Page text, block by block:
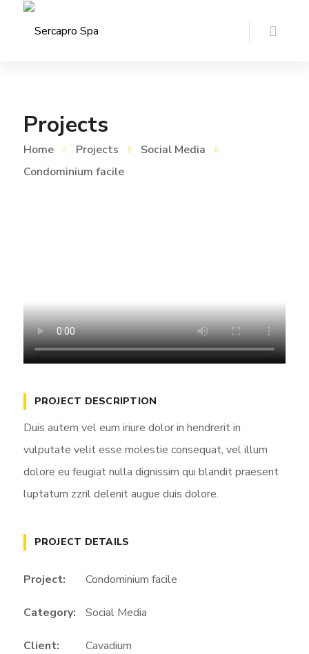
Projects
Home Projects
Social Media
Condominium facile
PROJECT DESCRIPTION
Duis autem vel eum iriure dolor in hendrerit in
vulputate velit esse molestie consequat, vel illum
dolore eu feugiat nulla dignissim qui blandit praesent
luptatum zzril delenit augue duis dolore.
PROJECT DETAILS
Project: Condominium facile
Category: Social Media
Client: Cavadium